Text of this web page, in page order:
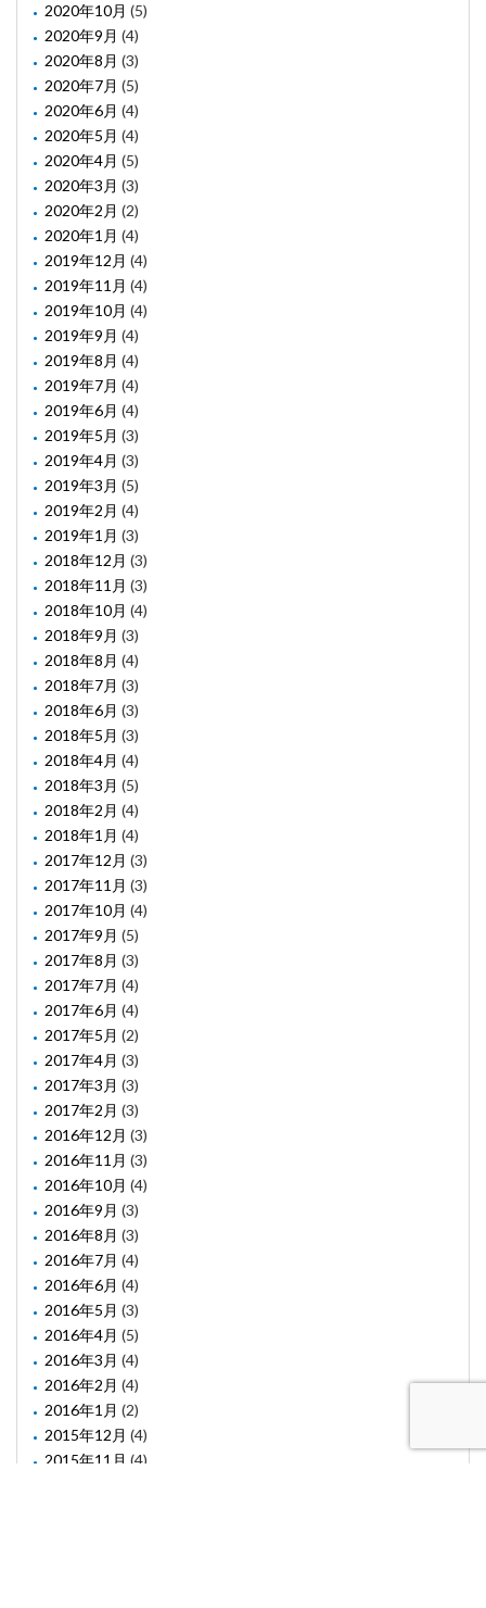
2020年10月 (5)
2020年9月 (4)
2020年8月 (3)
2020年7月 (5)
2020年6月 (4)
2020年5月 (4)
2020年4月 (5)
2020年3月 (3)
2020年2月 (2)
2020年1月 (4)
2019年12月 (4)
2019年11月 (4)
2019年10月 (4)
2019年9月 (4)
2019年8月 (4)
2019年7月 (4)
2019年6月 (4)
2019年5月 (3)
2019年4月 (3)
2019年3月 (5)
2019年2月 (4)
2019年1月 (3)
2018年12月 (3)
2018年11月 (3)
2018年10月 (4)
2018年9月 (3)
2018年8月 (4)
2018年7月 (3)
2018年6月 (3)
2018年5月 (3)
2018年4月 (4)
2018年3月 (5)
2018年2月 (4)
2018年1月 (4)
2017年12月 (3)
2017年11月 (3)
2017年10月 (4)
2017年9月 (5)
2017年8月 (3)
2017年7月 (4)
2017年6月 (4)
2017年5月 (2)
2017年4月 (3)
2017年3月 (3)
2017年2月 (3)
2016年12月 (3)
2016年11月 (3)
2016年10月 (4)
2016年9月 (3)
2016年8月 (3)
2016年7月 (4)
2016年6月 (4)
2016年5月 (3)
2016年4月 (5)
2016年3月 (4)
2016年2月 (4)
2016年1月 (2)
2015年12月 (4)
2015年11月 (4)